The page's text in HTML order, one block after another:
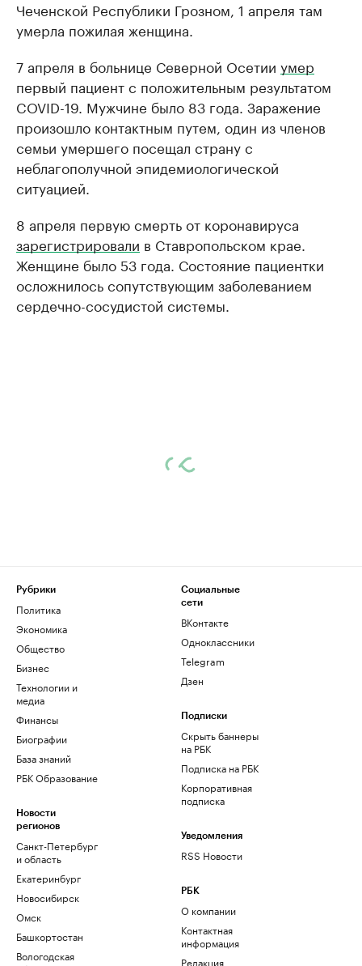
Чеченской Республики Грозном, 1 апреля там
умерла пожилая женщина.
7 апреля в больнице Северной Осетии умер
первый пациент с положительным результатом
COVID-19. Мужчине было 83 года. Заражение
произошло контактным путем, один из членов
семьи умершего посещал страну с
неблагополучной эпидемиологической
ситуацией.
8 апреля первую смерть от коронавируса
зарегистрировали в Ставропольском крае.
Женщине было 53 года. Состояние пациентки
осложнилось сопутствующим заболеванием
сердечно-сосудистой системы.
Рубрики
Политика
Экономика
Общество
Бизнес
Технологии и
медиа
Финансы
Биографии
База знаний
РБК Образование
Новости
регионов
Санкт-Петербург
и область
Екатеринбург
Новосибирск
Омск
Башкортостан
Вологодская
Социальные
сети
ВКонтакте
Одноклассники
Telegram
Дзен
Подписки
Скрыть баннеры
на РБК
Подписка на РБК
Корпоративная
подписка
Уведомления
RSS Новости
РБК
О компании
Контактная
информация
Редакция